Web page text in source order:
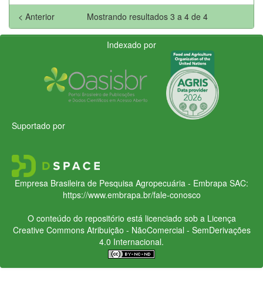
Mostrando resultados 3 a 4 de 4
< Anterior
Indexado por
Suportado por
Empresa Brasileira de Pesquisa Agropecuária - Embrapa SAC:
https://www.embrapa.br/fale-conosco
O conteúdo do repositório está licenciado sob a Licença
Creative CommonsAtribuição - NãoComercial - SemDerivações
4.0 Internacional.